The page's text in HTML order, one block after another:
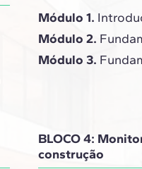
Módulo 1.
Módulo 2.
Módulo 3.
BLOCO 4:
construção